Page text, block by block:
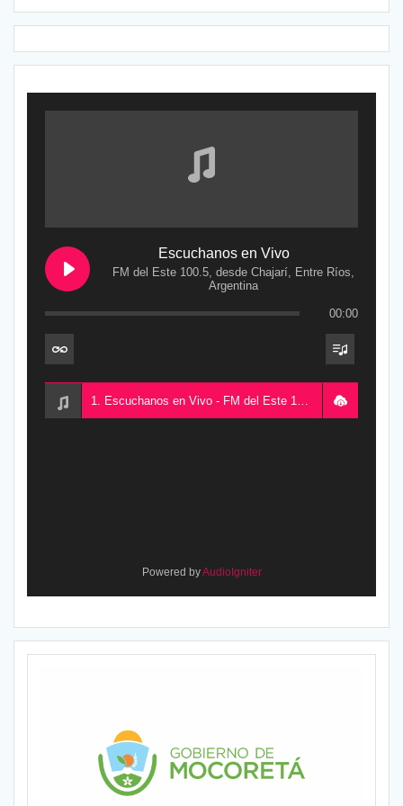
Escuchanos en Vivo
FM del Este 100.5, desde Chajarí, Entre Ríos,
Argentina
00:00
1. Escuchanos en Vivo - FM del Este 100.5, desde Chajarí, Entre Ríos, Argentina
Powered byAudioIgniter